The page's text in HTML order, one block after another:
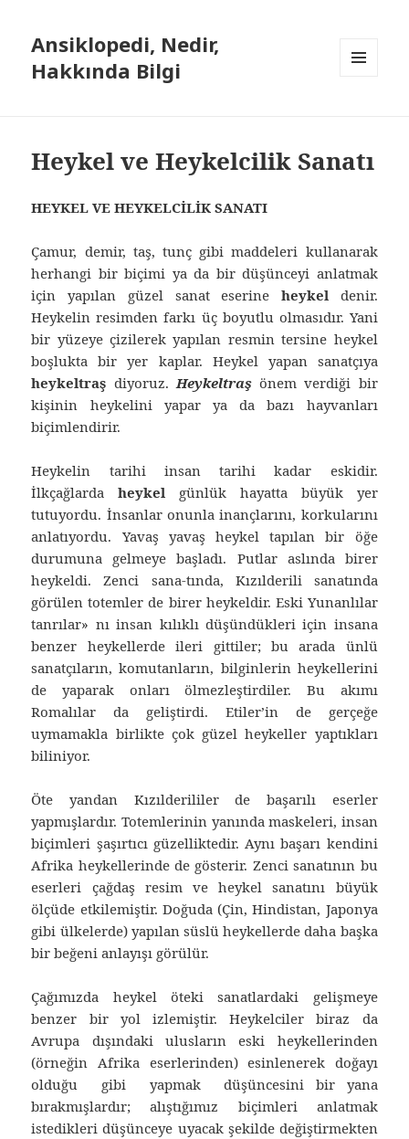
Ansiklopedi, Nedir,
Hakkında Bilgi
Heykel ve Heykelcilik Sanatı
HEYKEL VE HEYKELCİLİK SANATI
Çamur, demir, taş, tunç gibi maddeleri kullanarak
herhangi bir biçimi ya da bir düşünceyi anlatmak
için yapılan güzel sanat eserine heykel denir.
Heykelin resimden farkı üç boyutlu olmasıdır. Yani
bir yüzeye çizilerek yapılan resmin tersine heykel
boşlukta bir yer kaplar. Heykel yapan sanatçıya
heykeltraş diyoruz.Heykeltraşönem verdiği bir
kişinin heykelini yapar ya da bazı hayvanları
biçimlendirir.
Heykelin tarihi insan tarihi kadar eskidir.
İlkçağlardaheykel günlük hayatta büyük yer
tutuyordu. İnsanlar onunla inançlarını, korkularını
anlatıyordu. Yavaş yavaş heykel tapılan bir öğe
durumuna gelmeye başladı. Putlar aslında birer
heykeldi. Zenci sana-tında, Kızılderili sanatında
görülen totemler de birer heykeldir. Eski Yunanlılar
tanrılar» nı insan kılıklı düşündükleri için insana
benzer heykellerde ileri gittiler; bu arada ünlü
sanatçıların, komutanların, bilginlerin heykellerini
de yaparak onları ölmezleştirdiler. Bu akımı
Romalılar da geliştirdi. Etiler’in de gerçeğe
uymamakla birlikte çok güzel heykeller yaptıkları
biliniyor.
Öte yandan Kızılderililer de başarılı eserler
yapmışlardır. Totemlerinin yanında maskeleri, insan
biçimleri şaşırtıcı güzelliktedir. Aynı başarı kendini
Afrika heykellerinde de gösterir. Zenci sanatının bu
eserleri çağdaş resim ve heykel sanatını büyük
ölçüde etkilemiştir. Doğuda (Çin, Hindistan, Japonya
gibi ülkelerde) yapılan süslü heykellerde daha başka
bir beğeni anlayışı görülür.
Çağımızda heykel öteki sanatlardaki gelişmeye
benzer bir yol izlemiştir. Heykelciler biraz da
Avrupa dışındaki ulusların eski heykellerinden
(örneğin Afrika eserlerinden) esinlenerek doğayı
olduğu gibi yapmak düşüncesini bir yana
bırakmışlardır; alıştığımız biçimleri anlatmak
istedikleri düşünceye uyacak şekilde değiştirmekten